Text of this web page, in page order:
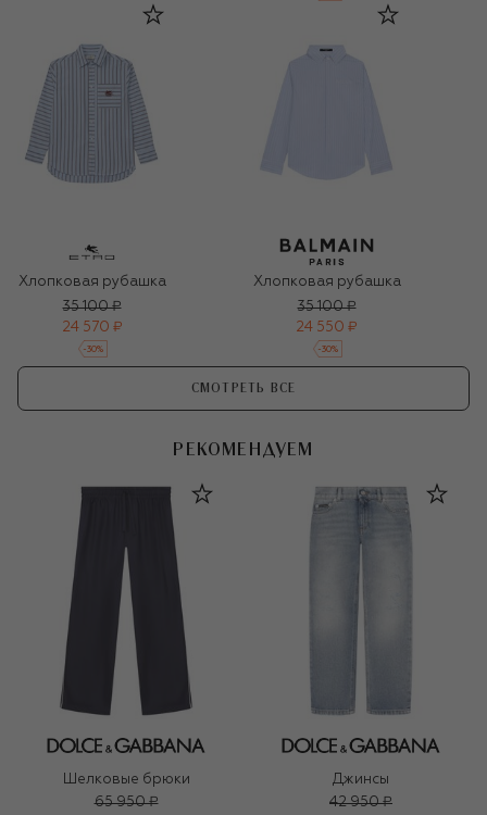
Хлопковая рубашка
35 100 ₽
24 570 ₽
-30%
Хлопковая рубашка
35 100 ₽
24 550 ₽
-30%
СМОТРЕТЬ ВСЕ
РЕКОМЕНДУЕМ
Шелковые брюки
65 950 ₽
Джинсы
42 950 ₽